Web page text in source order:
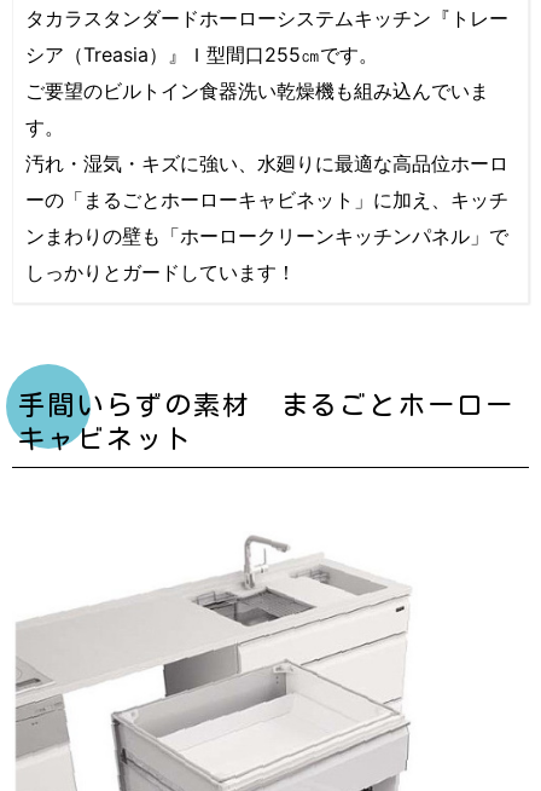
タカラスタンダードホーローシステムキッチン『トレー
シア（Treasia）』Ｉ型間口255㎝です。
ご要望のビルトイン食器洗い乾燥機も組み込んでいま
す。
汚れ・湿気・キズに強い、水廻りに最適な高品位ホーロ
ーの「まるごとホーローキャビネット」に加え、キッチ
ンまわりの壁も「ホーロークリーンキッチンパネル」で
しっかりとガードしています！
手間いらずの素材 まるごとホーロー
キャビネット